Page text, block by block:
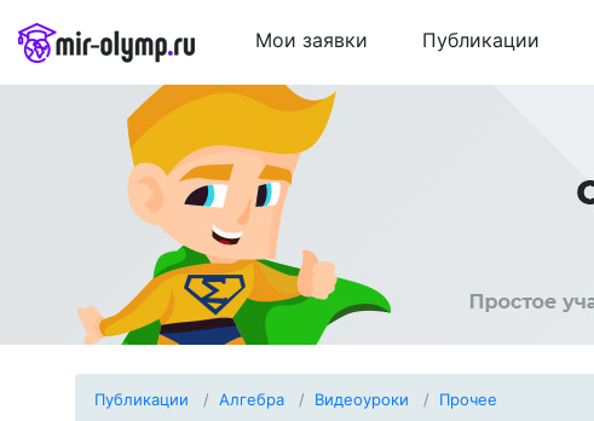
Мои заявки Публикации
Публикации Алгебра Видеоуроки Прочее